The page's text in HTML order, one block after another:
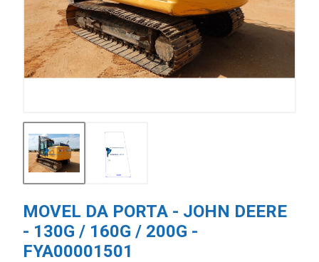
MOVEL DA PORTA - JOHN DEERE
- 130G / 160G / 200G -
FYA00001501